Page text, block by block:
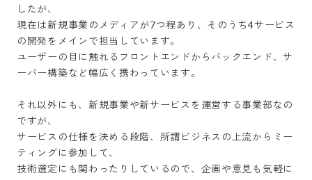
したが、
現在は新規事業のメディアが7つ程あり、そのうち4サービス
の開発をメインで担当しています。
ユーザーの目に触れるフロントエンドからバックエンド、サ
ーバー構築など幅広く携わっています。
それ以外にも、新規事業や新サービスを運営する事業部なの
ですが、
サービスの仕様を決める段階、所謂ビジネスの上流からミー
ティングに参加して、
技術選定にも関わったりしているので、企画や意見も気軽に